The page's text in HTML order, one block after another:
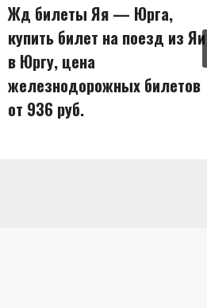
Жд билеты Яя — Юрга,
купить билет на поезд из Яи
в Юргу, цена
железнодорожных билетов
от 936 руб.